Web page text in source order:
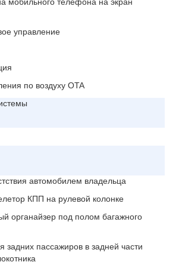
мобильного телефона на экран
управление
по воздуху OTA
автомобилем владельца
КПП на рулевой колонке
органайзер под полом багажного
задних пассажиров в задней части